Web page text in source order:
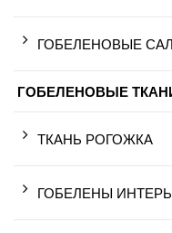
ГОБЕЛЕНОВЫЕ
ГОБЕЛЕНОВЫЕ
ТКАНЬ РОГОЖКА
ГОБЕЛЕНЫ